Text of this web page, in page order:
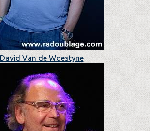
David Van de Woestyne